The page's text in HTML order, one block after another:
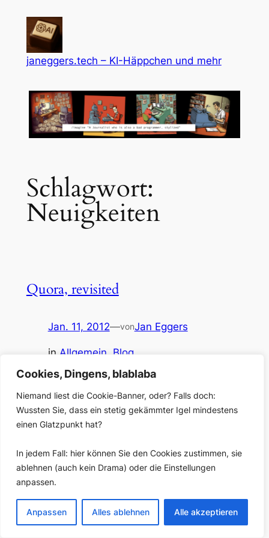
Cookies, Dingens, blablaba
Niemand liest die Cookie-Banner, oder? Falls doch:
Wussten Sie, dass ein stetig gekämmter Igel mindestens
einen Glatzpunkt hat?
In jedem Fall: hier können Sie den Cookies zustimmen, sie
ablehnen (auch kein Drama) oder die Einstellungen
anpassen.
Anpassen Alles ablehnen Alle akzeptieren
springen
janeggers.tech – KI-Häppchen und mehr
Schlagwort:
Neuigkeiten
Quora, revisited
Jan. 11, 2012—vonJan Eggers
in Allgemein Blog
hart gelandet: Die „Insights“-Statistik von Google zeigt,
dass Quora wohl nicht Fuß fassen kann. Die Frage-
Antwort-Community hat bei ihrem Start vor einem Jahr
eine ziemliche Welle gemacht, teils wegen ihres
ziemlich schlemihlhaften Starts („Hey, du! Willst du ein
spannenden Mischung aus…